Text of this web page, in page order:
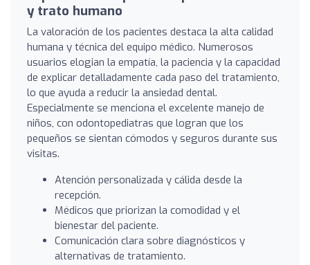
y trato humano
La valoración de los pacientes destaca la alta calidad
humana y técnica del equipo médico. Numerosos
usuarios elogian la empatía, la paciencia y la capacidad
de explicar detalladamente cada paso del tratamiento,
lo que ayuda a reducir la ansiedad dental.
Especialmente se menciona el excelente manejo de
niños, con odontopediatras que logran que los
pequeños se sientan cómodos y seguros durante sus
visitas.
Atención personalizada y cálida desde la
recepción.
Médicos que priorizan la comodidad y el
bienestar del paciente.
Comunicación clara sobre diagnósticos y
alternativas de tratamiento.